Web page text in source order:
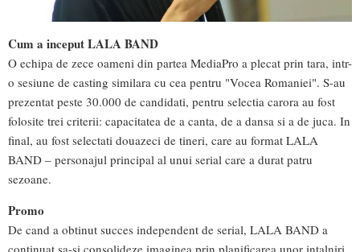
Cum a inceput LALA BAND
O echipa de zece oameni din partea MediaPro a plecat prin tara, intr-
o sesiune de casting similara cu cea pentru "Vocea Romaniei". S-au
prezentat peste 30.000 de candidati, pentru selectia carora au fost
folosite trei criterii: capacitatea de a canta, de a dansa si a de juca. In
final, au fost selectati douazeci de tineri, care au format LALA
BAND – personajul principal al unui serial care a durat patru
sezoane.
Promo
De cand a obtinut succes independent de serial, LALA BAND a